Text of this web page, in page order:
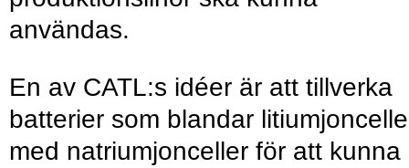
användas.
En av CATL:s idéer är att tillverka
batterier som blandar
med natriumjonceller för att kunna